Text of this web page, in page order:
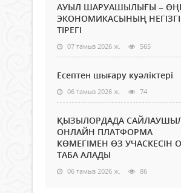
АУЫЛ ШАРУАШЫЛЫҒЫ –
ЭКОНОМИКАСЫНЫҢ НЕГІЗГІ
ТІРЕГІ
07 тамыз 2026 ж. 565
Есептен шығару куәліктері
06 тамыз 2026 ж. 74
ҚЫЗЫЛОРДАДА
ОНЛАЙН ПЛАТФОРМА
КӨМЕГІМЕН ӨЗ УЧАСКЕСІН
ТАБА АЛАДЫ
06 тамыз 2026 ж. 86